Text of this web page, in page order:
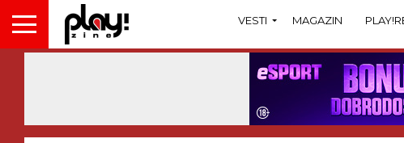
VESTI MAGAZIN